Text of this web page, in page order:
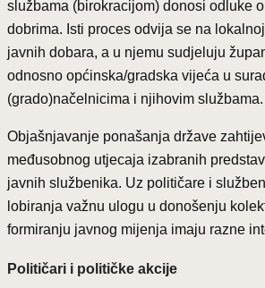
službama (birokracijom) donosi odluke
dobrima. Isti proces odvija se na
javnih dobara, a u njemu sudjeluju
odnosno općinska/gradska vijeća u
(grado)načelnicima i njihovim službama.
Objašnjavanje ponašanja države
međusobnog utjecaja izabranih
javnih službenika. Uz političare i
lobiranja važnu ulogu u donošenju
formiranju javnog mijenja imaju razne
Političari i političke akcije